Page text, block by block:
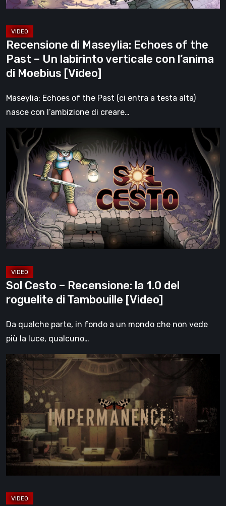
Un
verticale
con
l’anima
di
Recensione di Maseylia: Echoes of the
Past – Un labirinto verticale con l’anima
di Moebius [Video]
Maseylia: Echoes of the Past (ci entra a testa alta)
nasce con l’ambizione di creare…
Cesto
Recensione:
la
1.0
del
roguelite
di
[Video]
Sol Cesto – Recensione: la 1.0 del
roguelite di Tambouille [Video]
Da qualche parte, in fondo a un mondo che non vede
più la luce, qualcuno…
Impermanence:
costruire
santuario
nel
teatro
fantasmi
[Video]